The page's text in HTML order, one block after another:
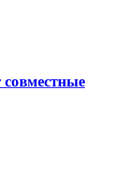
совместные